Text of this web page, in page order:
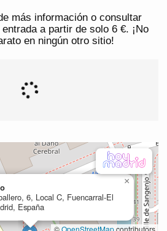
más información o consultar
a partir de solo 6 €. ¡No
en ningún otro sitio!